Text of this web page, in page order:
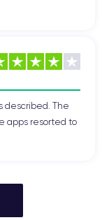
described. The
apps resorted to